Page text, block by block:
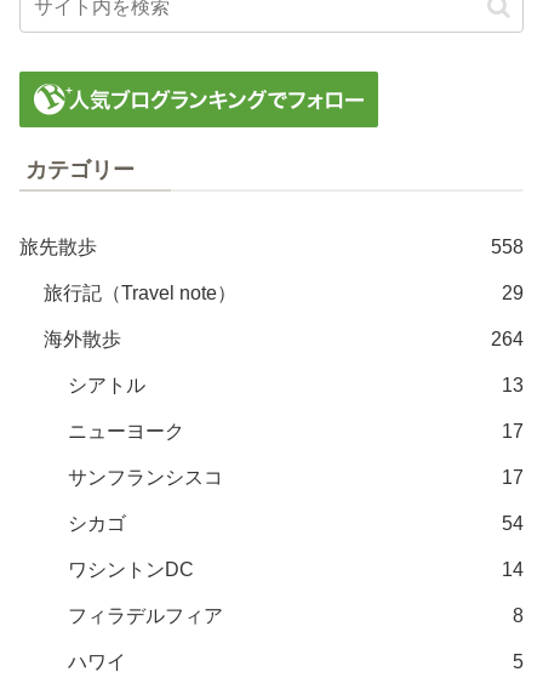
カテゴリー
旅先散歩 558
旅行記（Travel note） 29
海外散歩 264
シアトル 13
ニューヨーク 17
サンフランシスコ 17
シカゴ 54
ワシントンDC 14
フィラデルフィア 8
ハワイ 5